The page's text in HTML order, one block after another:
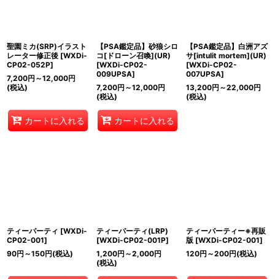
聖園ミカ(SRP)イラスト
レーター修正後 [WXDi-
CP02-052P]
7,200円 ～12,000円
(税込)
カートに入れる
【PSA鑑定品】砂狼シロ
コ[ドローン召喚](UR)
[WXDi-CP02-
009UPSA]
7,200円 ～12,000円
(税込)
カートに入れる
【PSA鑑定品】白洲アズ
サ[intulit mortem](UR)
[WXDi-CP02-
007UPSA]
13,200円 ～22,000円
(税込)
ティーパーティ [WXDi-
CP02-001]
90円 ～150円(税込)
ティーパーティ(LRP)
[WXDi-CP02-001P]
1,200円 ～2,000円
(税込)
ティーパーティー※再販
版 [WXDi-CP02-001]
120円 ～200円(税込)